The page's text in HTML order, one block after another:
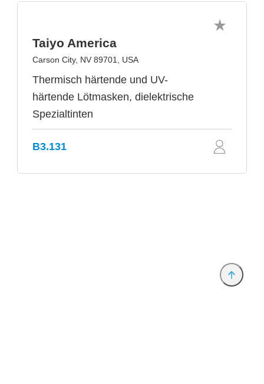
Taiyo America
Carson City, NV 89701, USA
Thermisch härtende und UV-
härtende Lötmasken, dielektrische
Spezialtinten
B3.131